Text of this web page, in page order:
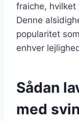
fraiche, hvilket
Denne
popularitet
enhver
Sådan
med